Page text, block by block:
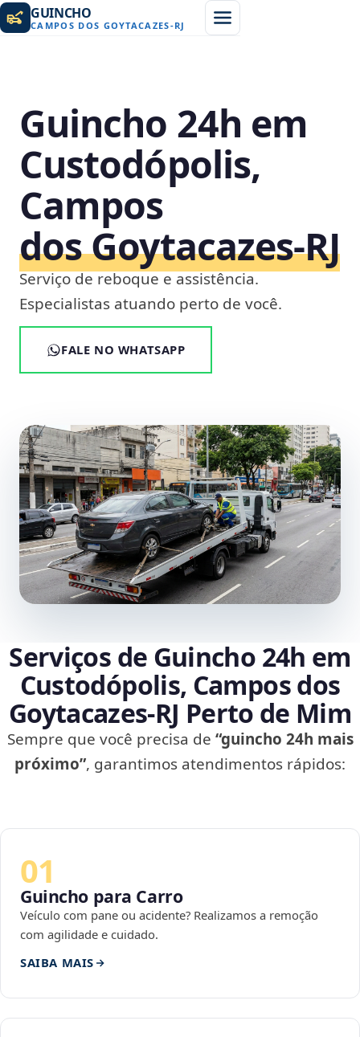
GUINCHO
CAMPOS DOS GOYTACAZES-RJ
Guincho 24h em
Custodópolis,
Campos
dos Goytacazes‑RJ
Serviço de reboque e assistência.
Especialistas atuando perto de você.
FALE NO WHATSAPP
Serviços de Guincho 24h em
Custodópolis, Campos dos
Goytacazes‑RJ Perto de Mim
Sempre que você precisa de “guincho 24h mais
próximo”, garantimos atendimentos rápidos:
01
Guincho para Carro
Veículo com pane ou acidente? Realizamos a remoção
com agilidade e cuidado.
SAIBA MAIS